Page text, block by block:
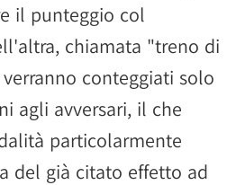
il punteggio col
chiamata "treno di
conteggiati solo
agli avversari, il che
particolarmente
del già citato effetto ad